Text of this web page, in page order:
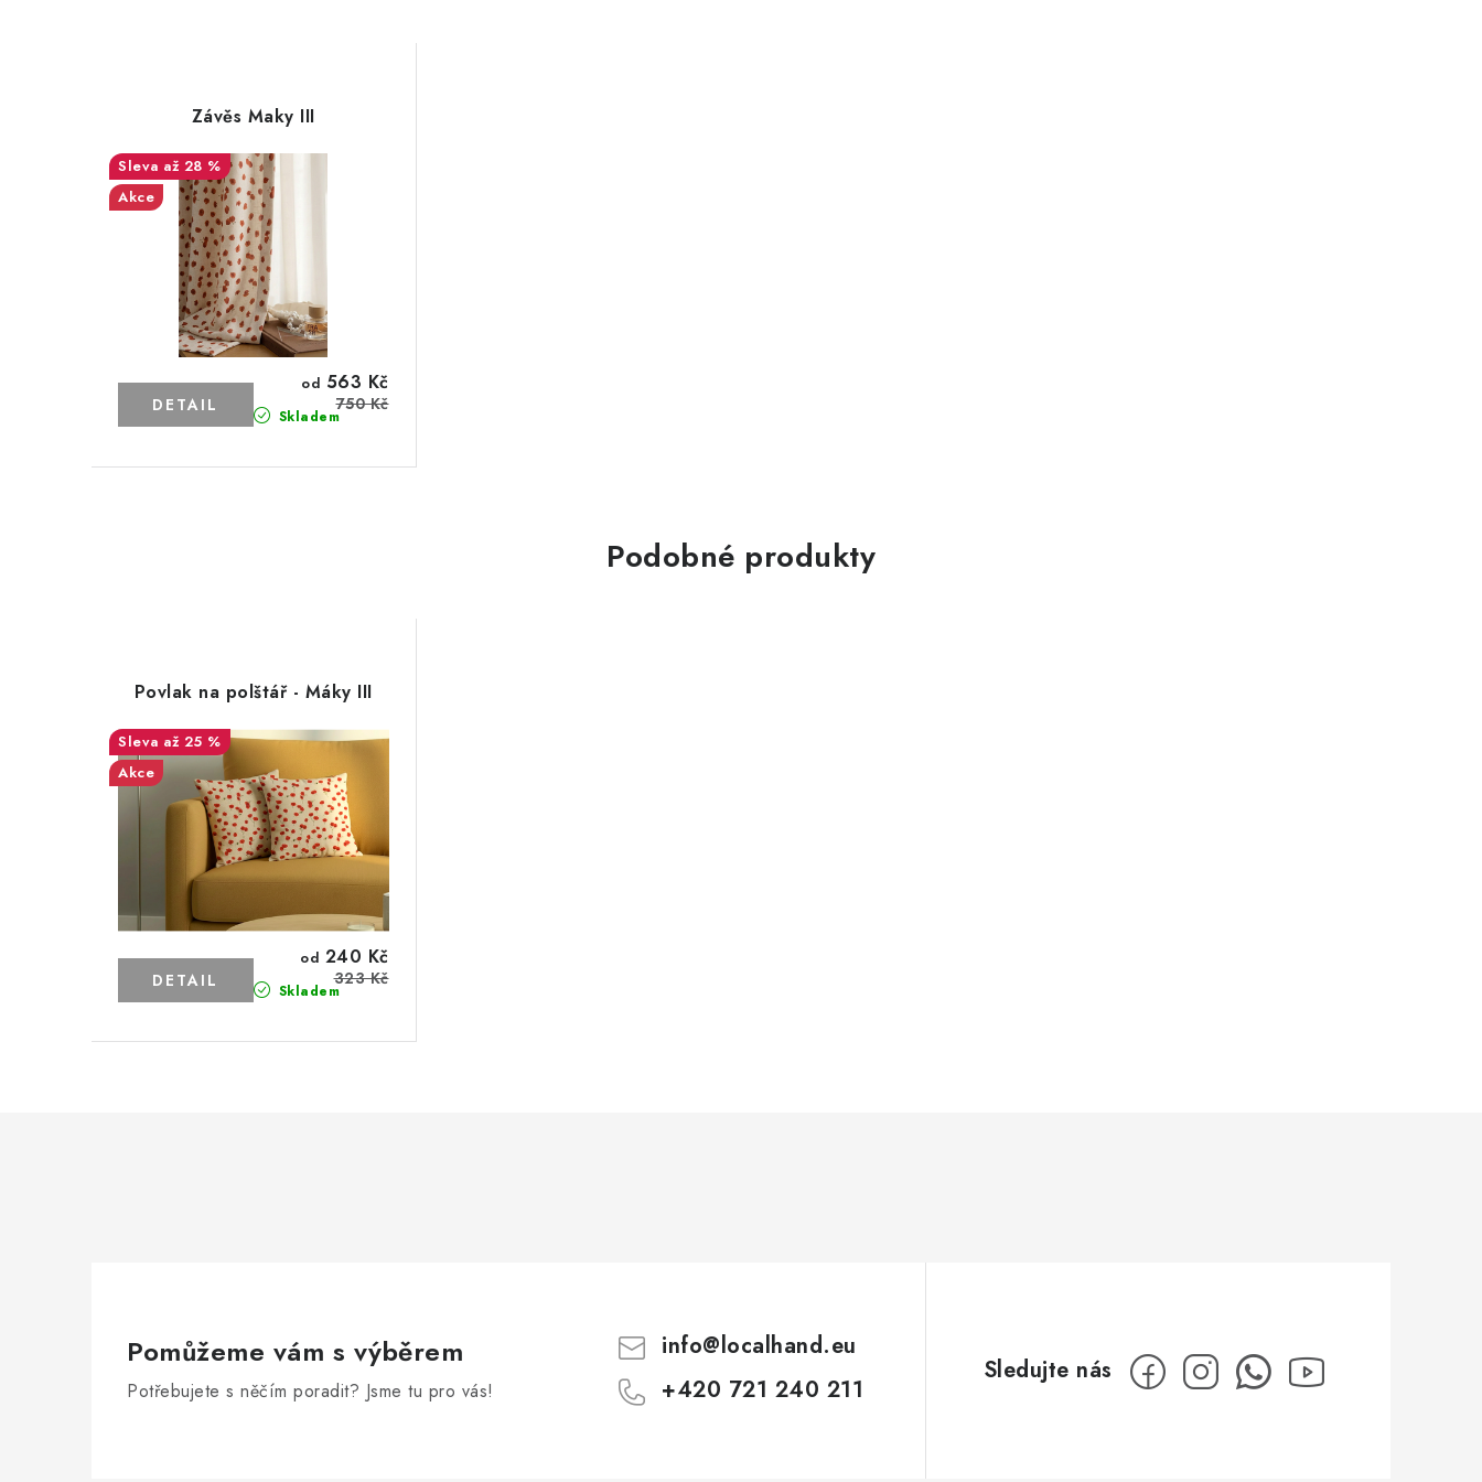
Závěs Maky III
až 28 %
Akce
Skladem
od 563 Kč
750 Kč
Podobné produkty
Povlak na polštář - Máky III
až 25 %
Akce
Skladem
od 240 Kč
323 Kč
Pomůžeme vám s výběrem
Potřebujete s něčím poradit? Jsme tu pro vás!
info@localhand.eu
+420 721 240 211